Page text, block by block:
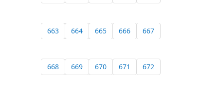
663 664 665 666 667
668 669 670 671 672